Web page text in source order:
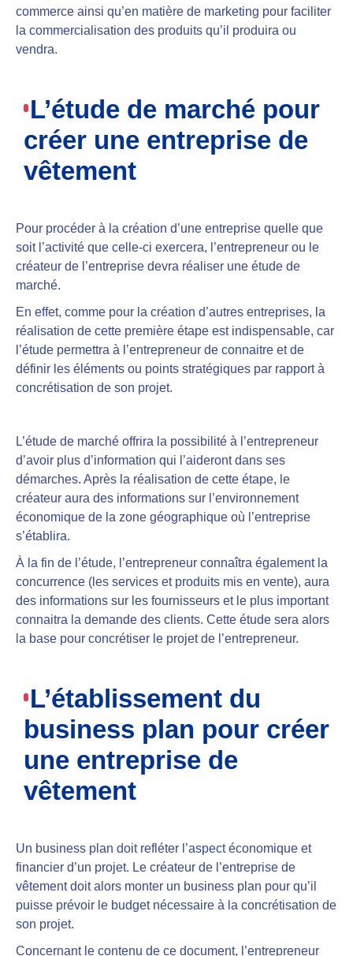
commerce ainsi qu’en matière de marketing pour faciliter
la commercialisation des produits qu’il produira ou
vendra.
L’étude de marché pour
créer une entreprise de
vêtement
Pour procéder à la création d’une entreprise quelle que
soit l’activité que celle-ci exercera, l’entrepreneur ou le
créateur de l’entreprise devra réaliser une étude de
marché.
En effet, comme pour la création d’autres entreprises, la
réalisation de cette première étape est indispensable, car
l’étude permettra à l’entrepreneur de connaitre et de
définir les éléments ou points stratégiques par rapport à
concrétisation de son projet.
L’étude de marché offrira la possibilité à l’entrepreneur
d’avoir plus d’information qui l’aideront dans ses
démarches. Après la réalisation de cette étape, le
créateur aura des informations sur l’environnement
économique de la zone géographique où l’entreprise
s’établira.
À la fin de l’étude, l’entrepreneur connaîtra également la
concurrence (les services et produits mis en vente), aura
des informations sur les fournisseurs et le plus important
connaitra la demande des clients. Cette étude sera alors
la base pour concrétiser le projet de l’entrepreneur.
L’établissement du
business plan pour créer
une entreprise de
vêtement
Un business plan doit refléter l’aspect économique et
financier d’un projet. Le créateur de l’entreprise de
vêtement doit alors monter un business plan pour qu’il
puisse prévoir le budget nécessaire à la concrétisation de
son projet.
Concernant le contenu de ce document, l’entrepreneur